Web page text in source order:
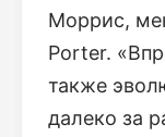
Моррис,
Porter.
также
далеко за